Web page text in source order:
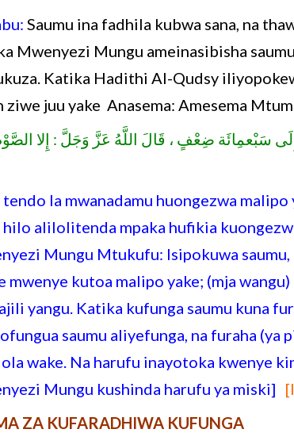
Saumu ina fadhila kubwa sana, na
Mwenyezi Mungu ameinasibisha
Katika Hadithi Al-Qudsy
ziwe juu yake Anasema: Amesema
سَبْعمِائَة ضِعْفٍ ، قَالَ اللَّهُ عَزَّ وَجَلَّ : إِلا
la mwanadamu huongezwa malipo
hilo alilolitenda mpaka hufikia
Mungu Mtukufu: Isipokuwa
mwenye kutoa malipo yake; (mja
yangu. Katika kufunga saumu kuna
saumu aliyefunga, na furaha
wake. Na harufu inayotoka kwenye
Mungu kushinda harufu ya miski]
ZA KUFARADHIWA KUFUNGA